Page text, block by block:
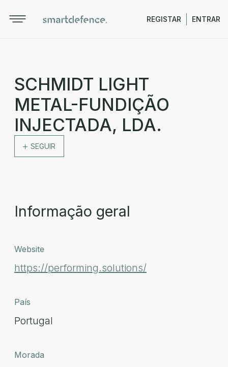
REGISTAR ENTRAR
SCHMIDT LIGHT
METAL-FUNDIÇÃO
INJECTADA, LDA.
SEGUIR
Informação geral
Website
https://performing.solutions/
País
Portugal
Morada